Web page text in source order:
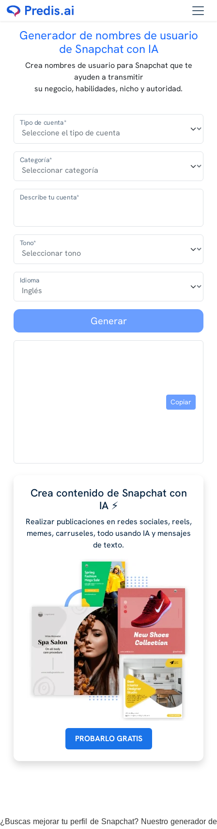
Generador de nombres de usuario
de Snapchat con IA
Crea nombres de usuario para Snapchat que te
ayuden a transmitir
su negocio, habilidades, nicho y autoridad.
Tipo de cuenta*
Categoría*
Describe tu cuenta*
Tono*
Idioma
Generar
Copiar
Crea contenido de Snapchat con
IA ⚡️
Realizar publicaciones en redes sociales, reels,
memes, carruseles, todo usando IA y mensajes
de texto.
PROBARLO GRATIS
¿Buscas mejorar tu perfil de Snapchat? Nuestro generador de